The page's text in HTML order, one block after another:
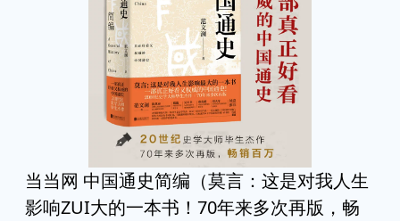
当当网 中国通史简编（莫言：这是对我人生
影响ZUI大的一本书！70年来多次再版，畅